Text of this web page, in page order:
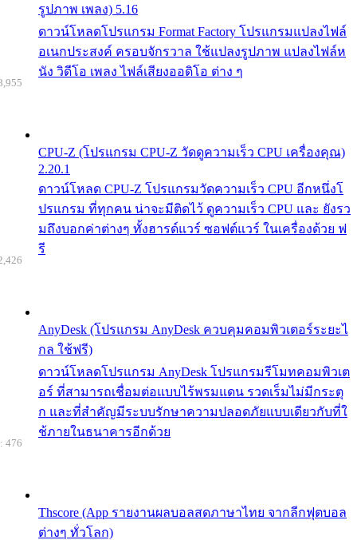
รูปภาพ เพลง) 5.16
ดาวน์โหลดโปรแกรม Format Factory โปรแกรมแปลงไฟล์
อเนกประสงค์ ครอบจักรวาล ใช้แปลงรูปภาพ แปลงไฟล์ห
นัง วิดีโอ เพลง ไฟล์เสียงออดิโอ ต่าง ๆ
CPU-Z (โปรแกรม CPU-Z วัดดูความเร็ว CPU เครื่องคุณ)
2.20.1
ดาวน์โหลด CPU-Z โปรแกรมวัดความเร็ว CPU อีกหนึ่งโ
ปรแกรม ที่ทุกคน น่าจะมีติดไว้ ดูความเร็ว CPU และ ยังรว
มถึงบอกค่าต่างๆ ทั้งฮารด์แวร์ ซอฟต์แวร์ ในเครื่องด้วย ฟ
รี
AnyDesk (โปรแกรม AnyDesk ควบคุมคอมพิวเตอร์ระยะไ
กล ใช้ฟรี)
ดาวน์โหลดโปรแกรม AnyDesk โปรแกรมรีโมทคอมพิวเต
อร์ ที่สามารถเชื่อมต่อแบบไร้พรมแดน รวดเร็มไม่มีกระตุ
ก และที่สำคัญมีระบบรักษาความปลอดภัยแบบเดียวกับที่ใ
ช้ภายในธนาคารอีกด้วย
Thscore (App รายงานผลบอลสดภาษาไทย จากลีกฟุตบอล
ต่างๆ ทั่วโลก)
476